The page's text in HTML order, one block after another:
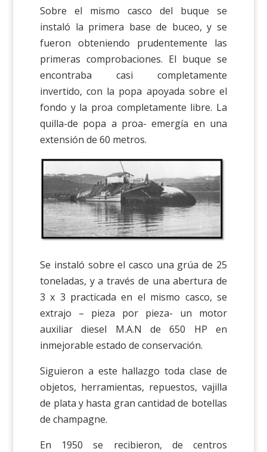
Sobre el mismo casco del buque se
instaló la primera base de buceo, y se
fueron obteniendo prudentemente las
primeras comprobaciones. El buque se
encontraba casi completamente
invertido, con la popa apoyada sobre el
fondo y la proa completamente libre. La
quilla-de popa a proa- emergía en una
extensión de 60 metros.
Se instaló sobre el casco una grúa de 25
toneladas, y a través de una abertura de
3 x 3 practicada en el mismo casco, se
extrajo – pieza por pieza- un motor
auxiliar diesel M.A.N de 650 HP en
inmejorable estado de conservación.
Siguieron a este hallazgo toda clase de
objetos, herramientas, repuestos, vajilla
de plata y hasta gran cantidad de botellas
de champagne.
En 1950 se recibieron, de centros